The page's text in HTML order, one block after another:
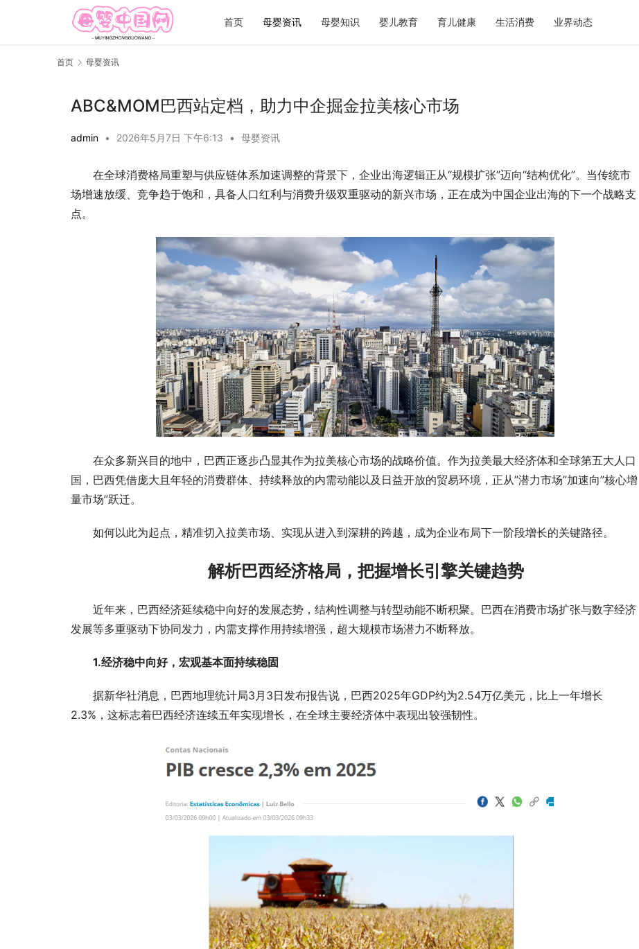
首页 母婴资讯 母婴知识 婴儿教育 育儿健康 生活消费 业界动态
首页 母婴资讯
ABC&MOM巴西站定档，助力中企掘金拉美核心市场
admin • 2026年5月7日 下午6:13 • 母婴资讯
在全球消费格局重塑与供应链体系加速调整的背景下，企业出海逻辑正从“规模扩张”迈向“结构优化”。当传统市
场增速放缓、竞争趋于饱和，具备人口红利与消费升级双重驱动的新兴市场，正在成为中国企业出海的下一个战略支
点。
在众多新兴目的地中，巴西正逐步凸显其作为拉美核心市场的战略价值。作为拉美最大经济体和全球第五大人口
国，巴西凭借庞大且年轻的消费群体、持续释放的内需动能以及日益开放的贸易环境，正从”潜力市场”加速向”核心增
量市场”跃迁。
如何以此为起点，精准切入拉美市场、实现从进入到深耕的跨越，成为企业布局下一阶段增长的关键路径。
解析巴西经济格局 ，把握增长引擎关键趋势
近年来，巴西经济延续稳中向好的发展态势，结构性调整与转型动能不断积聚。巴西在消费市场扩张与数字经济
发展等多重驱动下协同发力，内需支撑作用持续增强，超大规模市场潜力不断释放。
1.经济稳中向好，宏观基本面持续稳固
据新华社消息，巴西地理统计局3月3日发布报告说，巴西2025年GDP约为2.54万亿美元，比上一年增长
2.3%，这标志着巴西经济连续五年实现增长，在全球主要经济体中表现出较强韧性。
Joie巧儿宜Porto轻旅车新品上市，重新定
义“从0开始”的婴童出行体验
博爱医院儿童医学中心：那些家长担忧的
事，这里有答案